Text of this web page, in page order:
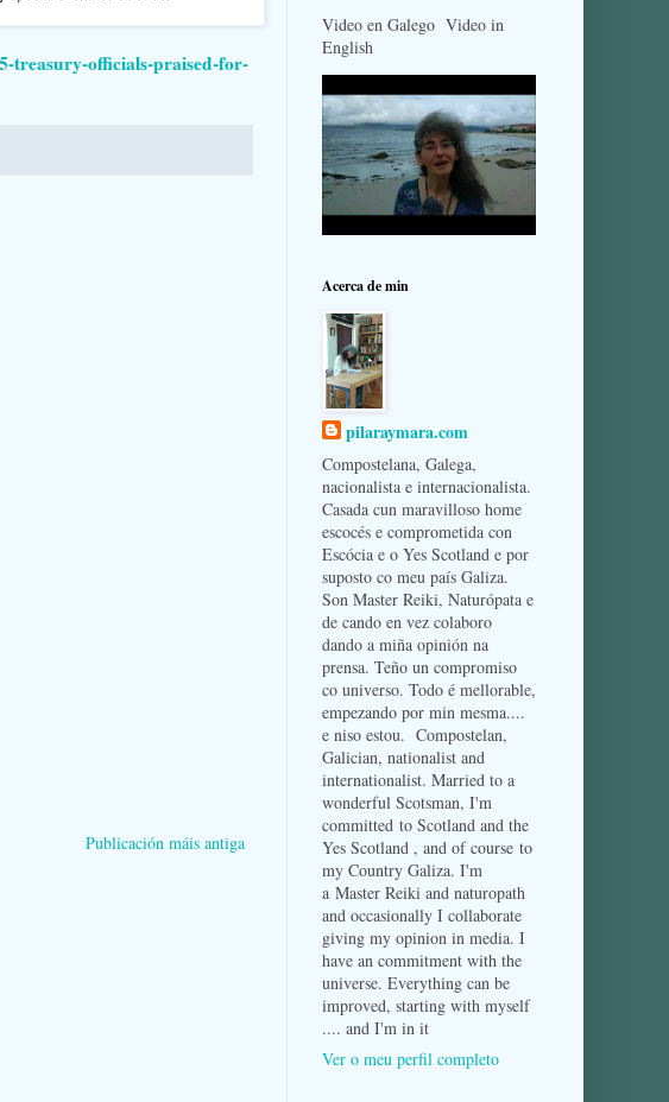
treasury-officials-praised-for-
Publicación máis antiga
Video en Galego Video in
English
Acerca de min
pilaraymara.com
Compostelana, Galega,
nacionalista e internacionalista.
Casada cun maravilloso home
escocés e comprometida con
Escócia e o Yes Scotland e por
suposto co meu país Galiza.
Son Master Reiki, Naturópata e
de cando en vez colaboro
dando a miña opinión na
prensa. Teño un compromiso
co universo. Todo é mellorable,
empezando por min mesma....
e niso estou. Compostelan,
Galician, nationalist and
internationalist. Married to a
wonderful Scotsman, I'm
committed to Scotland and the
Yes Scotland , and of course to
my Country Galiza. I'm
a Master Reiki and naturopath
and occasionally I collaborate
giving my opinion in media. I
have an commitment with the
universe. Everything can be
improved, starting with myself
.... and I'm in it
Ver o meu perfil completo